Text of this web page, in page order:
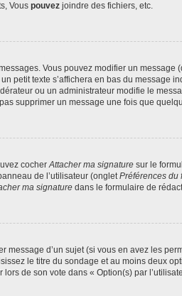
Vous pouvez joindre des fichiers, etc.
Vous pouvez modifier un
petit texte s’affichera en bas du message
ou un administrateur modifie le
supprimer un message une fois que
cocherAttacher ma signature sur le
de l’utilisateur (ongletPréférences du
ma signature dans le formulaire de
message d’un sujet (si vous en avez les
le titre du sondage et au moins deux
de son vote dans « Option(s) par